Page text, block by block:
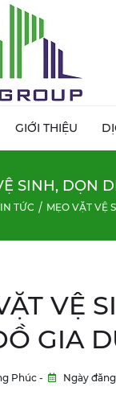
GIỚI THIỆU
SINH, DỌN
TỨC MẸO VẶT VỆ
VỆ
GIA
Phúc - Ngày